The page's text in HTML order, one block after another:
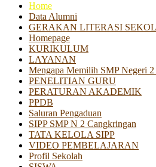
Home
Data Alumni
GERAKAN LITERASI
Homepage
KURIKULUM
LAYANAN
Mengapa Memilih SMP Negeri
PENELITIAN GURU
PERATURAN AKADEMIK
PPDB
Saluran Pengaduan
SIPP SMP N 2 Cangkringan
TATA KELOLA SIPP
VIDEO PEMBELAJARAN
Profil Sekolah